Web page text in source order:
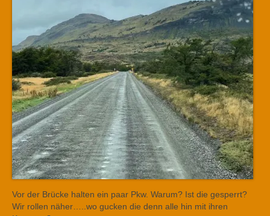
Vor der Brücke halten ein paar Pkw. Warum? Ist die gesperrt?
Wir rollen näher…..wo gucken die denn alle hin mit ihren